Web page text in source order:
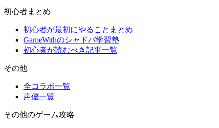
初心者まとめ
初心者が最初にやることまとめ
GameWithのシャドバ学習塾
初心者が読むべき記事一覧
その他
全コラボ一覧
声優一覧
その他のゲーム攻略